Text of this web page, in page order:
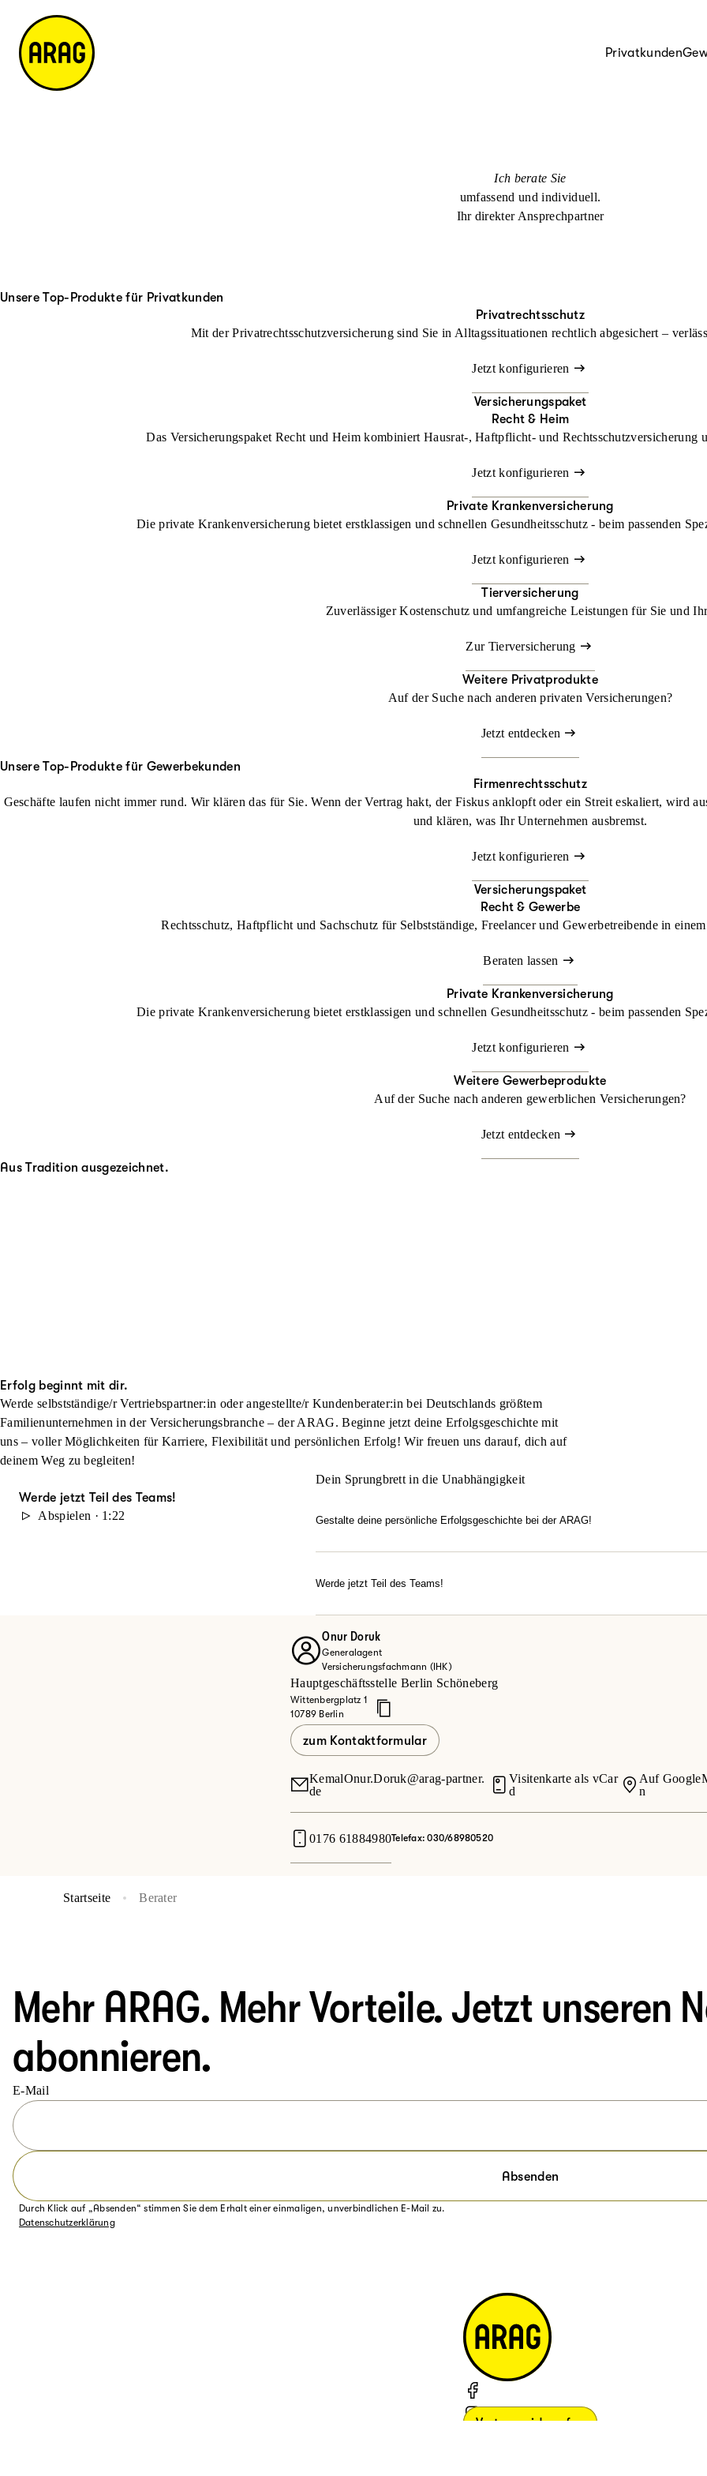
Privatkunden
Ich berate Sie
umfassend und individuell.
Ihr direkter Ansprechpartner
Unsere Top-Produkte für Privatkunden
Privatrechtsschutz
Mit der Privatrechtsschutzversicherung sind Sie in Alltagssituationen rechtlich abgesichert –
Jetzt konfigurieren
Versicherungspaket
Recht & Heim
Das Versicherungspaket Recht und Heim kombiniert Hausrat-, Haftpflicht- und Rechtsschutzversicherung
Jetzt konfigurieren
Private Krankenversicherung
Die private Krankenversicherung bietet erstklassigen und schnellen Gesundheitsschutz - beim passenden
Jetzt konfigurieren
Tierversicherung
Zuverlässiger Kostenschutz und umfangreiche Leistungen für Sie und
Zur Tierversicherung
Weitere Privatprodukte
Auf der Suche nach anderen privaten Versicherungen?
Jetzt entdecken
Unsere Top-Produkte für Gewerbekunden
Firmenrechtsschutz
Geschäfte laufen nicht immer rund. Wir klären das für Sie. Wenn der Vertrag hakt, der Fiskus anklopft oder ein Streit eskaliert, wird
und klären, was Ihr Unternehmen ausbremst.
Jetzt konfigurieren
Versicherungspaket
Recht & Gewerbe
Rechtsschutz, Haftpflicht und Sachschutz für Selbstständige, Freelancer und Gewerbetreibende in
Beraten lassen
Private Krankenversicherung
Die private Krankenversicherung bietet erstklassigen und schnellen Gesundheitsschutz - beim passenden
Jetzt konfigurieren
Weitere Gewerbeprodukte
Auf der Suche nach anderen gewerblichen Versicherungen?
Jetzt entdecken
Aus Tradition ausgezeichnet.
Erfolg beginnt mit dir.
Werde selbstständige/r Vertriebspartner:in oder angestellte/r Kundenberater:in bei Deutschlands größtem
Familienunternehmen in der Versicherungsbranche – der ARAG. Beginne jetzt deine Erfolgsgeschichte mit
uns – voller Möglichkeiten für Karriere, Flexibilität und persönlichen Erfolg! Wir freuen uns darauf, dich auf
deinem Weg zu begleiten!
Werde jetzt Teil des Teams!
Abspielen · 1:22
Dein Sprungbrett in die Unabhängigkeit
Gestalte deine persönliche Erfolgsgeschichte bei der ARAG!
Karrierechancen?
Werde jetzt Teil des Teams!
Jetzt mehr erfahren
Onur Doruk
Generalagent
Versicherungsfachmann (IHK)
Hauptgeschäftsstelle Berlin Schöneberg
Wittenbergplatz 1
10789 Berlin
zum Kontaktformular
KemalOnur.Doruk@arag-partner.
de
Visitenkarte als vCar
d
Auf
n
0176 61884980Telefax: 030/68980520
Startseite Berater
Mehr ARAG. Mehr Vorteile. Jetzt unseren
abonnieren.
E-Mail
Absenden
Durch Klick auf „Absenden“ stimmen Sie dem Erhalt einer einmaligen, unverbindlichen E-Mail zu.
Datenschutzerklärung
Vertrag widerrufen